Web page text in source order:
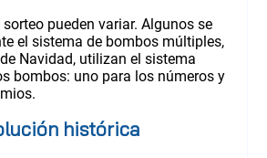
pueden variar. Algunos se
el sistema de bombos múltiples,
Navidad, utilizan el sistema
bombos: uno para los números y
histórica